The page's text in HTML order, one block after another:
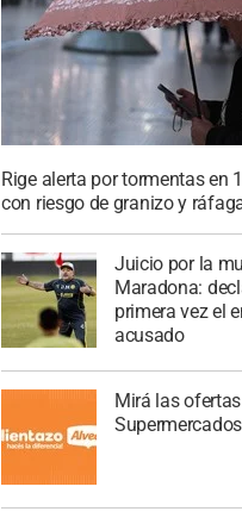
Rige alerta por tormentas en
con riesgo de granizo y
Juicio por la
Maradona:
primera vez el
acusado
Mirá las
Supermercados